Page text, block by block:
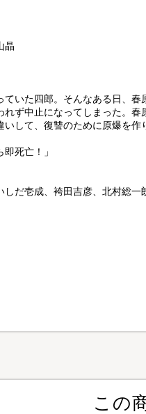
晶
いた四郎。そんなある日、春
ず中止になってしまった。春
して、復讐のために原爆を作
死亡！」
だ壱成、袴田吉彦、北村総
この